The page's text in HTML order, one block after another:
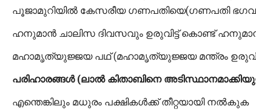
പൂജാമുറിയിൽ കേസരീയ ഗണപതിയെ(ഗണപതി
ഹനുമാൻ ചാലിസ ദിവസവും ഉരുവിട്ട് കൊണ്ട്
മഹാമൃത്യുജ്ജയ പഥ് (മഹാമൃത്യുജ്ജയ മന്ത്രം
പരിഹാരങ്ങൾ (ലാൽ കിതാബിനെ
എന്തെങ്കിലും മധുരം പക്ഷികൾക്ക് തീറ്റയായി നൽകുക